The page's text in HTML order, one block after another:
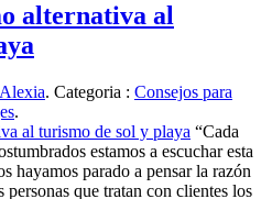
alternativa al
Alexia. Categoria : Consejos para
.
“Cada
estamos a escuchar esta
hayamos parado a pensar la razón
personas que tratan con clientes los